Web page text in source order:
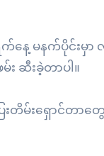
နေ့ မနက်ပိုင်းမှာ
ဆီးခဲ့တာပါ။
တိမ်းရှောင်တာတွ